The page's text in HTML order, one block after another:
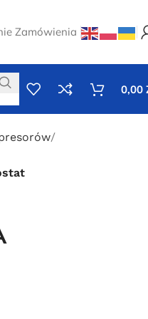
Zamówienia
0,00